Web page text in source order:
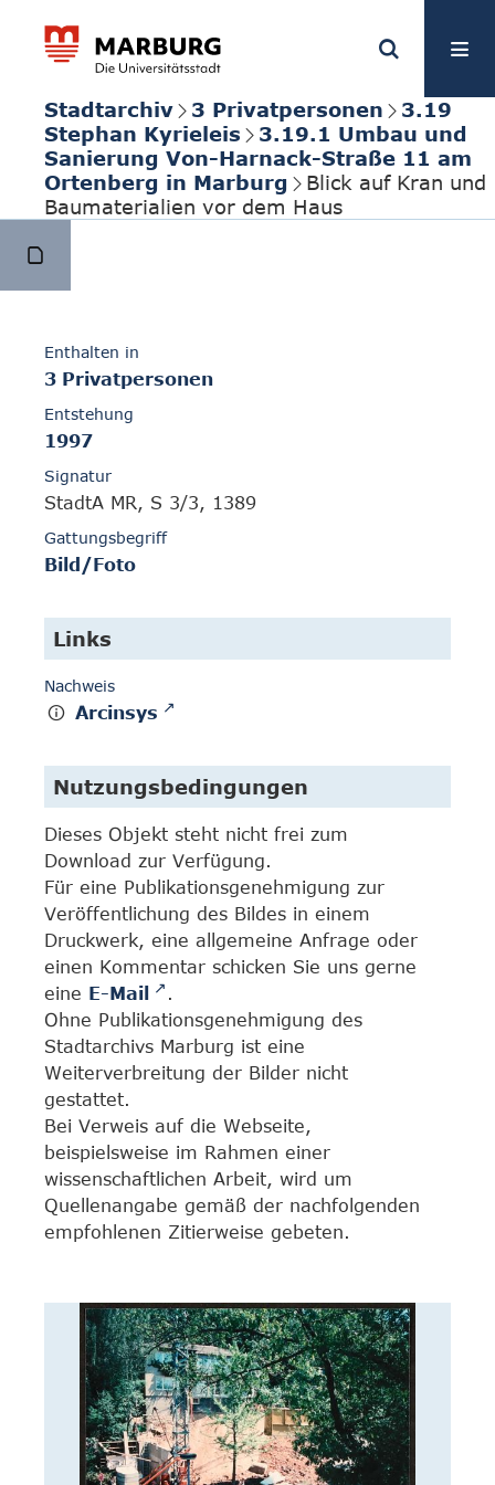
Stadtarchiv 3 Privatpersonen
3.19
Stephan Kyrieleis
3.19.1 Umbau und
Sanierung Von-Harnack-Straße 11 am
Ortenberg in Marburg
Blick auf Kran und
Baumaterialien vor dem Haus
Enthalten in
3 Privatpersonen
Entstehung
1997
Signatur
StadtA MR, S 3/3, 1389
Gattungsbegriff
Bild/Foto
Links
Nachweis
Arcinsys
Nutzungsbedingungen
Dieses Objekt steht nicht frei zum
Download zur Verfügung.
Für eine Publikationsgenehmigung zur
Veröffentlichung des Bildes in einem
Druckwerk, eine allgemeine Anfrage oder
einen Kommentar schicken Sie uns gerne
eine E-Mail
.
Ohne Publikationsgenehmigung des
Stadtarchivs Marburg ist eine
Weiterverbreitung der Bilder nicht
gestattet.
Bei Verweis auf die Webseite,
beispielsweise im Rahmen einer
wissenschaftlichen Arbeit, wird um
Quellenangabe gemäß der nachfolgenden
empfohlenen Zitierweise gebeten.